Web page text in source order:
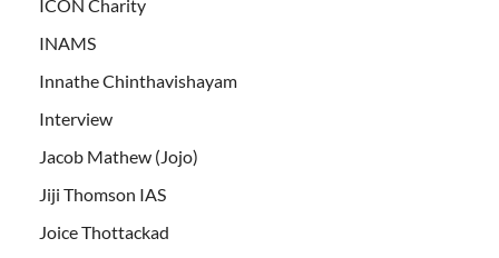
ICON Charity
INAMS
Innathe Chinthavishayam
Interview
Jacob Mathew (Jojo)
Jiji Thomson IAS
Joice Thottackad